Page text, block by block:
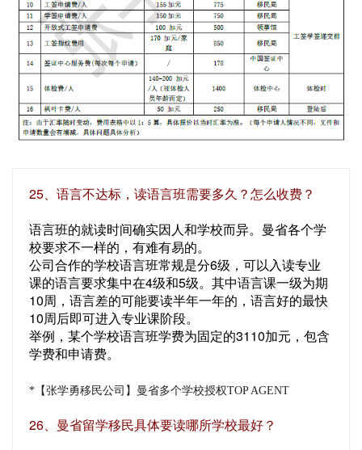
25、语言不达标，读语言班需要多久？怎么收费？
语言班的就读时间确实因人和学校而异。曼省各个学
校要求不一样的，有难有易的。
公司合作的学校语言班常规是分6级，可以入读专业
课的语言要求集中在4级和5级。其中语言课一级为期
10周，语言差的可能要读半年一年的，语言好的最快
10周后即可进入专业课阶段。
举例，某个学校语言班学费为固定的3110加元，包含
学费和申请费。
*【张学勇移民公司】曼省多个学校授权TOP AGENT
26、曼省留学移民具体要读哪所学校最好？